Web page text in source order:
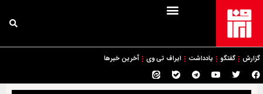
گزارش گفتگو یادداشت ایراف تی وی آخرین خبرها